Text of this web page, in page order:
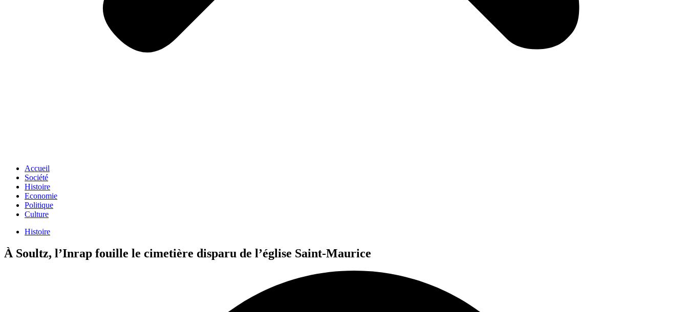
Accueil
Société
Histoire
Economie
Politique
Culture
Histoire
À Soultz, l’Inrap fouille le cimetière disparu de l’église Saint-Maurice